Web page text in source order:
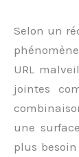
Selon un
URL
jointes
une
plus